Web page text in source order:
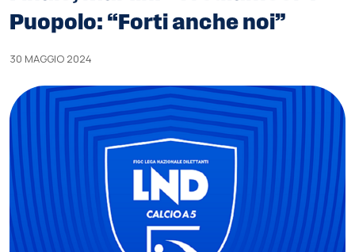
Puopolo: “Forti anche noi”
30 MAGGIO 2024